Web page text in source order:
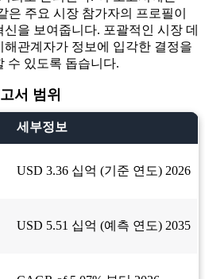
은 주요 시장 참가자의 프로필이
을 보여줍니다. 포괄적인 시장 데
관계자가 정보에 입각한 결정을
수 있도록 돕습니다.
서 범위
세부정보
USD 3.36 십억 (기준 연도) 2026
USD 5.51 십억 (예측 연도) 2035